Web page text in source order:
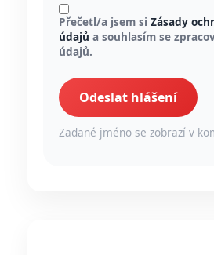
Přečetl/a jsem si Zásady
údajů a souhlasím se
údajů.
Odeslat hlášení
Zadané jméno se zobrazí v